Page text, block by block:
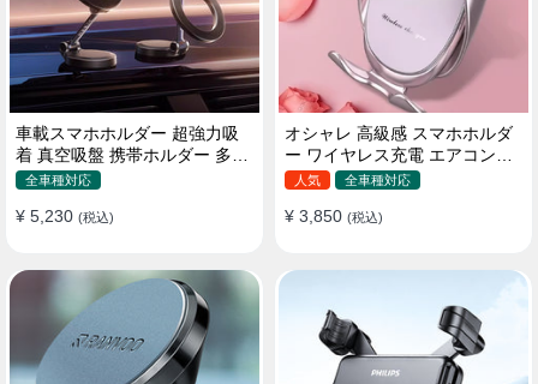
車載スマホホルダー 超強力吸
着 真空吸盤 携帯ホルダー 多角
度調整 360°回転な台座 車用ホ
カー用品 全機種対応
全車種対応
¥ 5,230 (税込)
オシャレ 高級感 スマホホルダ
ー ワイヤレス充電 エアコン吹
き出し口/ 吸盤タイプ 女性
人気 全車種対応
¥ 3,850 (税込)